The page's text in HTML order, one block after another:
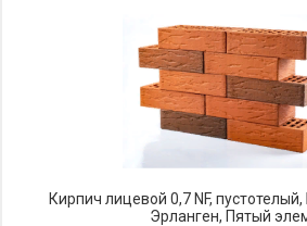
Кирпич лицевой 0,7 NF,
Эрланген, Пятый